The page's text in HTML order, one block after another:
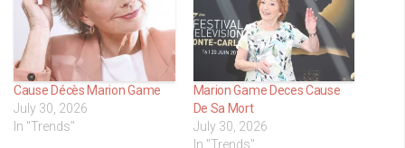
Cause Décès Marion Game
July 30, 2026
In "Trends"
Marion Game Deces Cause
De Sa Mort
July 30, 2026
In "Trends"